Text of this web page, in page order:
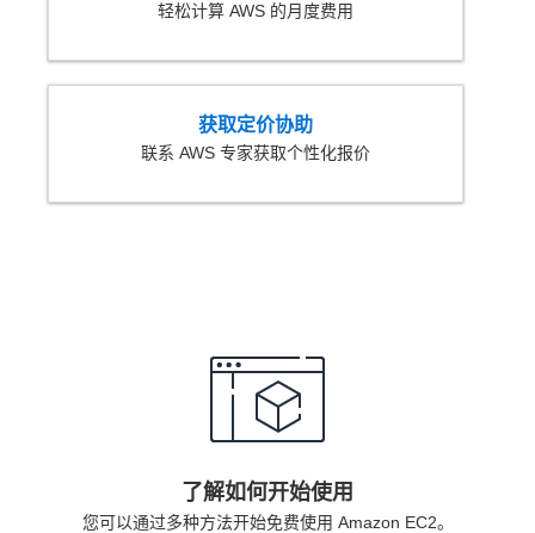
轻松计算 AWS 的月度费用
获取定价协助
联系 AWS 专家获取个性化报价
了解如何开始使用
您可以通过多种方法开始免费使用 Amazon EC2。